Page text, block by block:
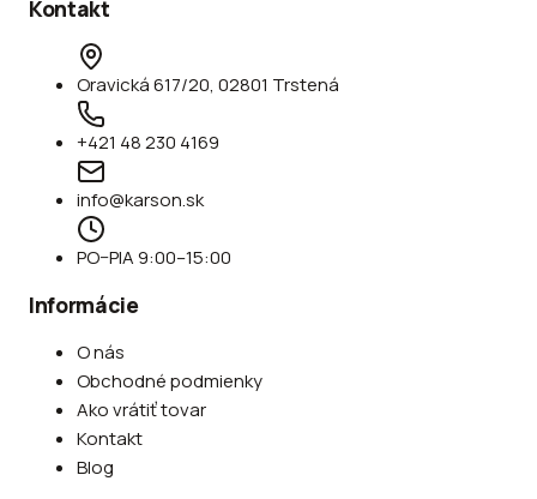
Kontakt
Oravická 617/20, 02801 Trstená
+421 48 230 4169
info@karson.sk
PO–PIA 9:00–15:00
Informácie
O nás
Obchodné podmienky
Ako vrátiť tovar
Kontakt
Blog